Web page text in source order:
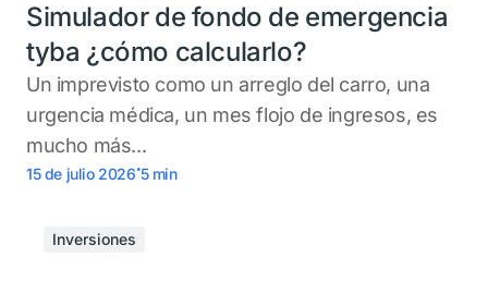
Simulador de fondo de emergencia
tyba ¿cómo calcularlo?
Un imprevisto como un arreglo del carro, una
urgencia médica, un mes flojo de ingresos, es
mucho más...
15 de julio 2026.5 min
Inversiones